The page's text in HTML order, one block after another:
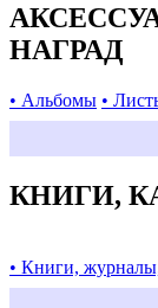
НАГРАД
• Альбомы •
КНИГИ,
• Книги,